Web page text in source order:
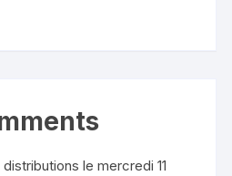
le mercredi 11